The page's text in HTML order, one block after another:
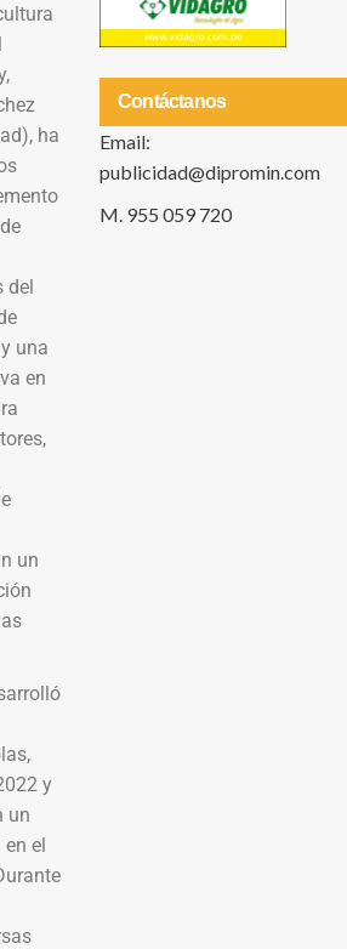
ha
del
una
en
un
y
un
el
Contáctanos
Email:
publicidad@dipromin.com
M. 955 059 720